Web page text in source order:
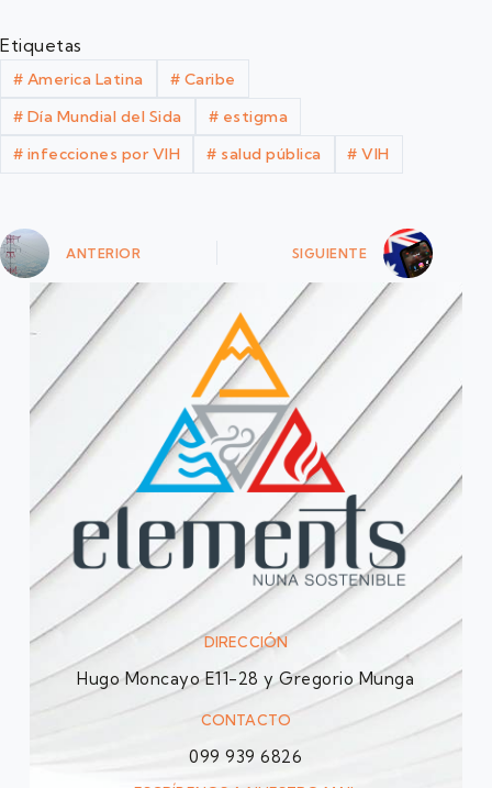
Etiquetas
# America Latina # Caribe
# Día Mundial del Sida # estigma
# infecciones por VIH # salud pública # VIH
ANTERIOR SIGUIENTE
DIRECCIÓN
Hugo Moncayo E11-28 y Gregorio Munga
CONTACTO
099 939 6826